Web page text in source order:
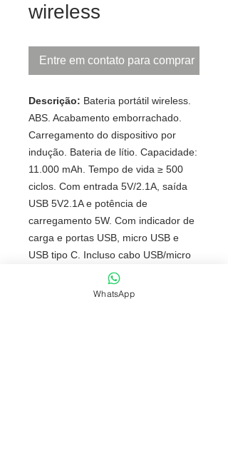
wireless
Entre em contato para comprar
Descrição: Bateria portátil wireless.
ABS. Acabamento emborrachado.
Carregamento do dispositivo por
indução. Bateria de lítio. Capacidade:
11.000 mAh. Tempo de vida ≥ 500
ciclos. Com entrada 5V/2.1A, saída
USB 5V2.1A e potência de
carregamento 5W. Com indicador de
carga e portas USB, micro USB e
USB tipo C. Incluso cabo USB/micro
USB para carregar a bateria.
Fornecida em caixa presente.
WhatsApp